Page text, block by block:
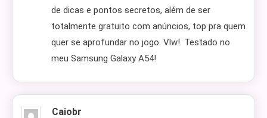
de dicas e pontos secretos, além de ser
totalmente gratuito com anúncios, top pra quem
quer se aprofundar no jogo. Vlw!. Testado no
meu Samsung Galaxy A54!
Caiobr